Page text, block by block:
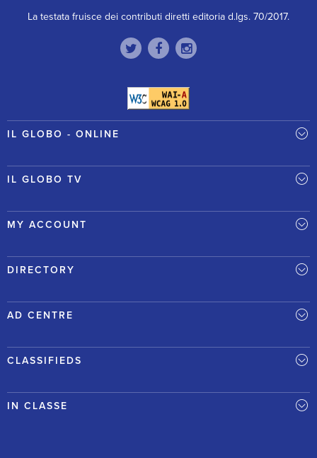
La testata fruisce dei contributi diretti editoria d.lgs. 70/2017.
IL GLOBO - ONLINE
IL GLOBO TV
MY ACCOUNT
DIRECTORY
AD CENTRE
CLASSIFIEDS
IN CLASSE